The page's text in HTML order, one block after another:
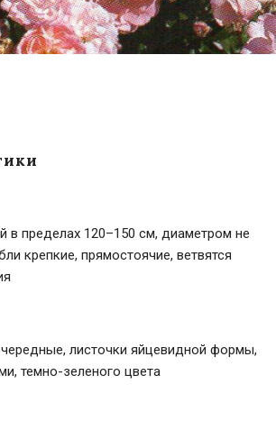
в пределах 120–150 см, диаметром не
крепкие, прямостоячие, ветвятся
листочки яйцевидной формы,
темно-зеленого цвета